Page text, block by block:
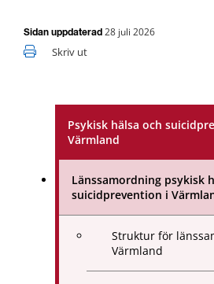
Psykisk hälsa och
Värmland
Länssamordning psykisk
suicidprevention i
Struktur för
Värmland
Sidan uppdaterad 28 juli 2026
Skriv ut